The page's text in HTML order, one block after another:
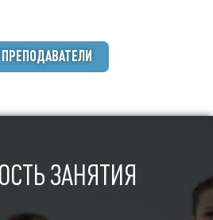
ПРЕПОДАВАТЕЛИ
ЗАНЯТИЯ